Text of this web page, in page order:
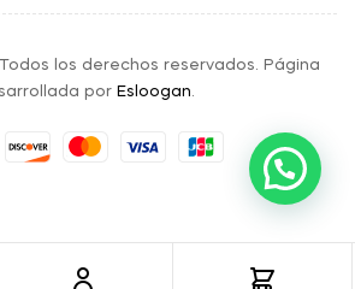
los derechos reservados. Página
por Esloogan.